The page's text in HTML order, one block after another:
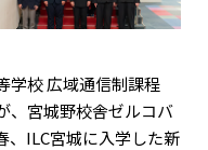
学校 広域通信制課程
、宮城野校舎ゼルコバ
、ILC宮城に入学した新